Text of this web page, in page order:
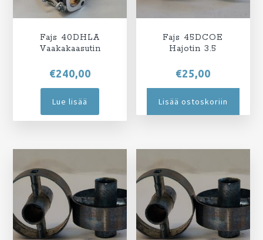
Fajs 40DHLA
Vaakakaasutin
€240,00
Lue lisää
Fajs 45DCOE
Hajotin 3.5
€25,00
Lisää ostoskoriin